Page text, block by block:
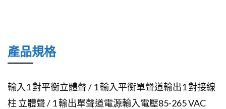
產品規格
輸入 1 對平衡立體聲 / 1 輸入平衡單聲道輸出1 對接線
柱 立體聲 / 1 輸出單聲道電源輸入電壓85-265 VAC